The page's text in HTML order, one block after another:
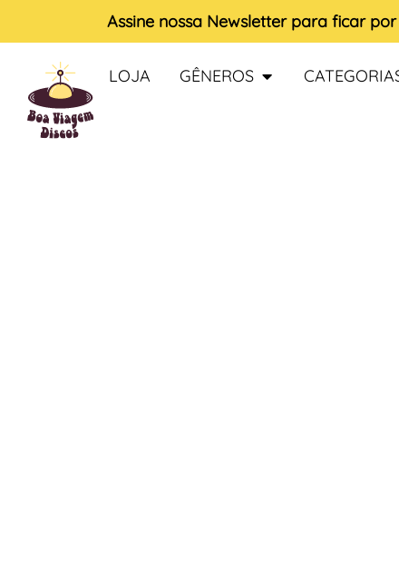
Assine nossa Newsletter para ficar
LOJA GÊNEROS